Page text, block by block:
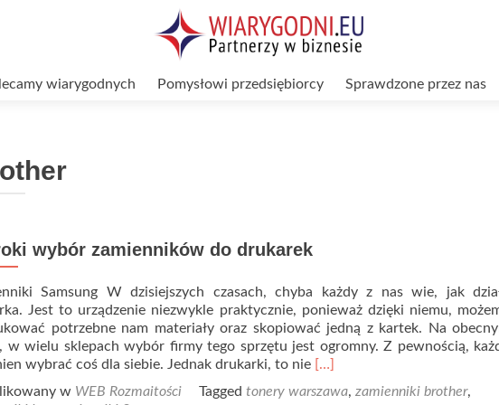
wiarygodnych Pomysłowi przedsiębiorcy Sprawdzone przez nas
wybór zamienników do drukarek
Samsung W dzisiejszych czasach, chyba każdy z nas wie, jak
Jest to urządzenie niezwykle praktycznie, ponieważ dzięki niemu,
potrzebne nam materiały oraz skopiować jedną z kartek. Na
w wielu sklepach wybór firmy tego sprzętu jest ogromny. Z pewnością,
wybrać coś dla siebie. Jednak drukarki, to nie Read
about
[…]
w WEB Rozmaitości Tagged tonery warszawa, zamienniki brother,